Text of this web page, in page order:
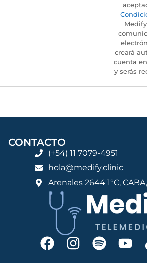
creará
cuenta
y serás
CONTACTO
(+54) 11 7079-4951
hola@medify.clinic
Arenales 2644 1°C,